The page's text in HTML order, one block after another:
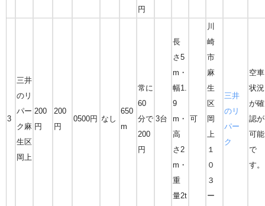
円
3
三井
のリ
パー
ク麻
生区
岡上
200
円
200
円
0500円 なし
650
m
常に
60
分で
200
円
3台
長
さ5
m・
幅1.
9
m・
高
さ2
m・
重
量2t
可
川
崎
市
麻
生
区
岡
上
１
０
３
ー
三井
のリ
パー
ク
空車
状況
が確
認が
可能
で
す。